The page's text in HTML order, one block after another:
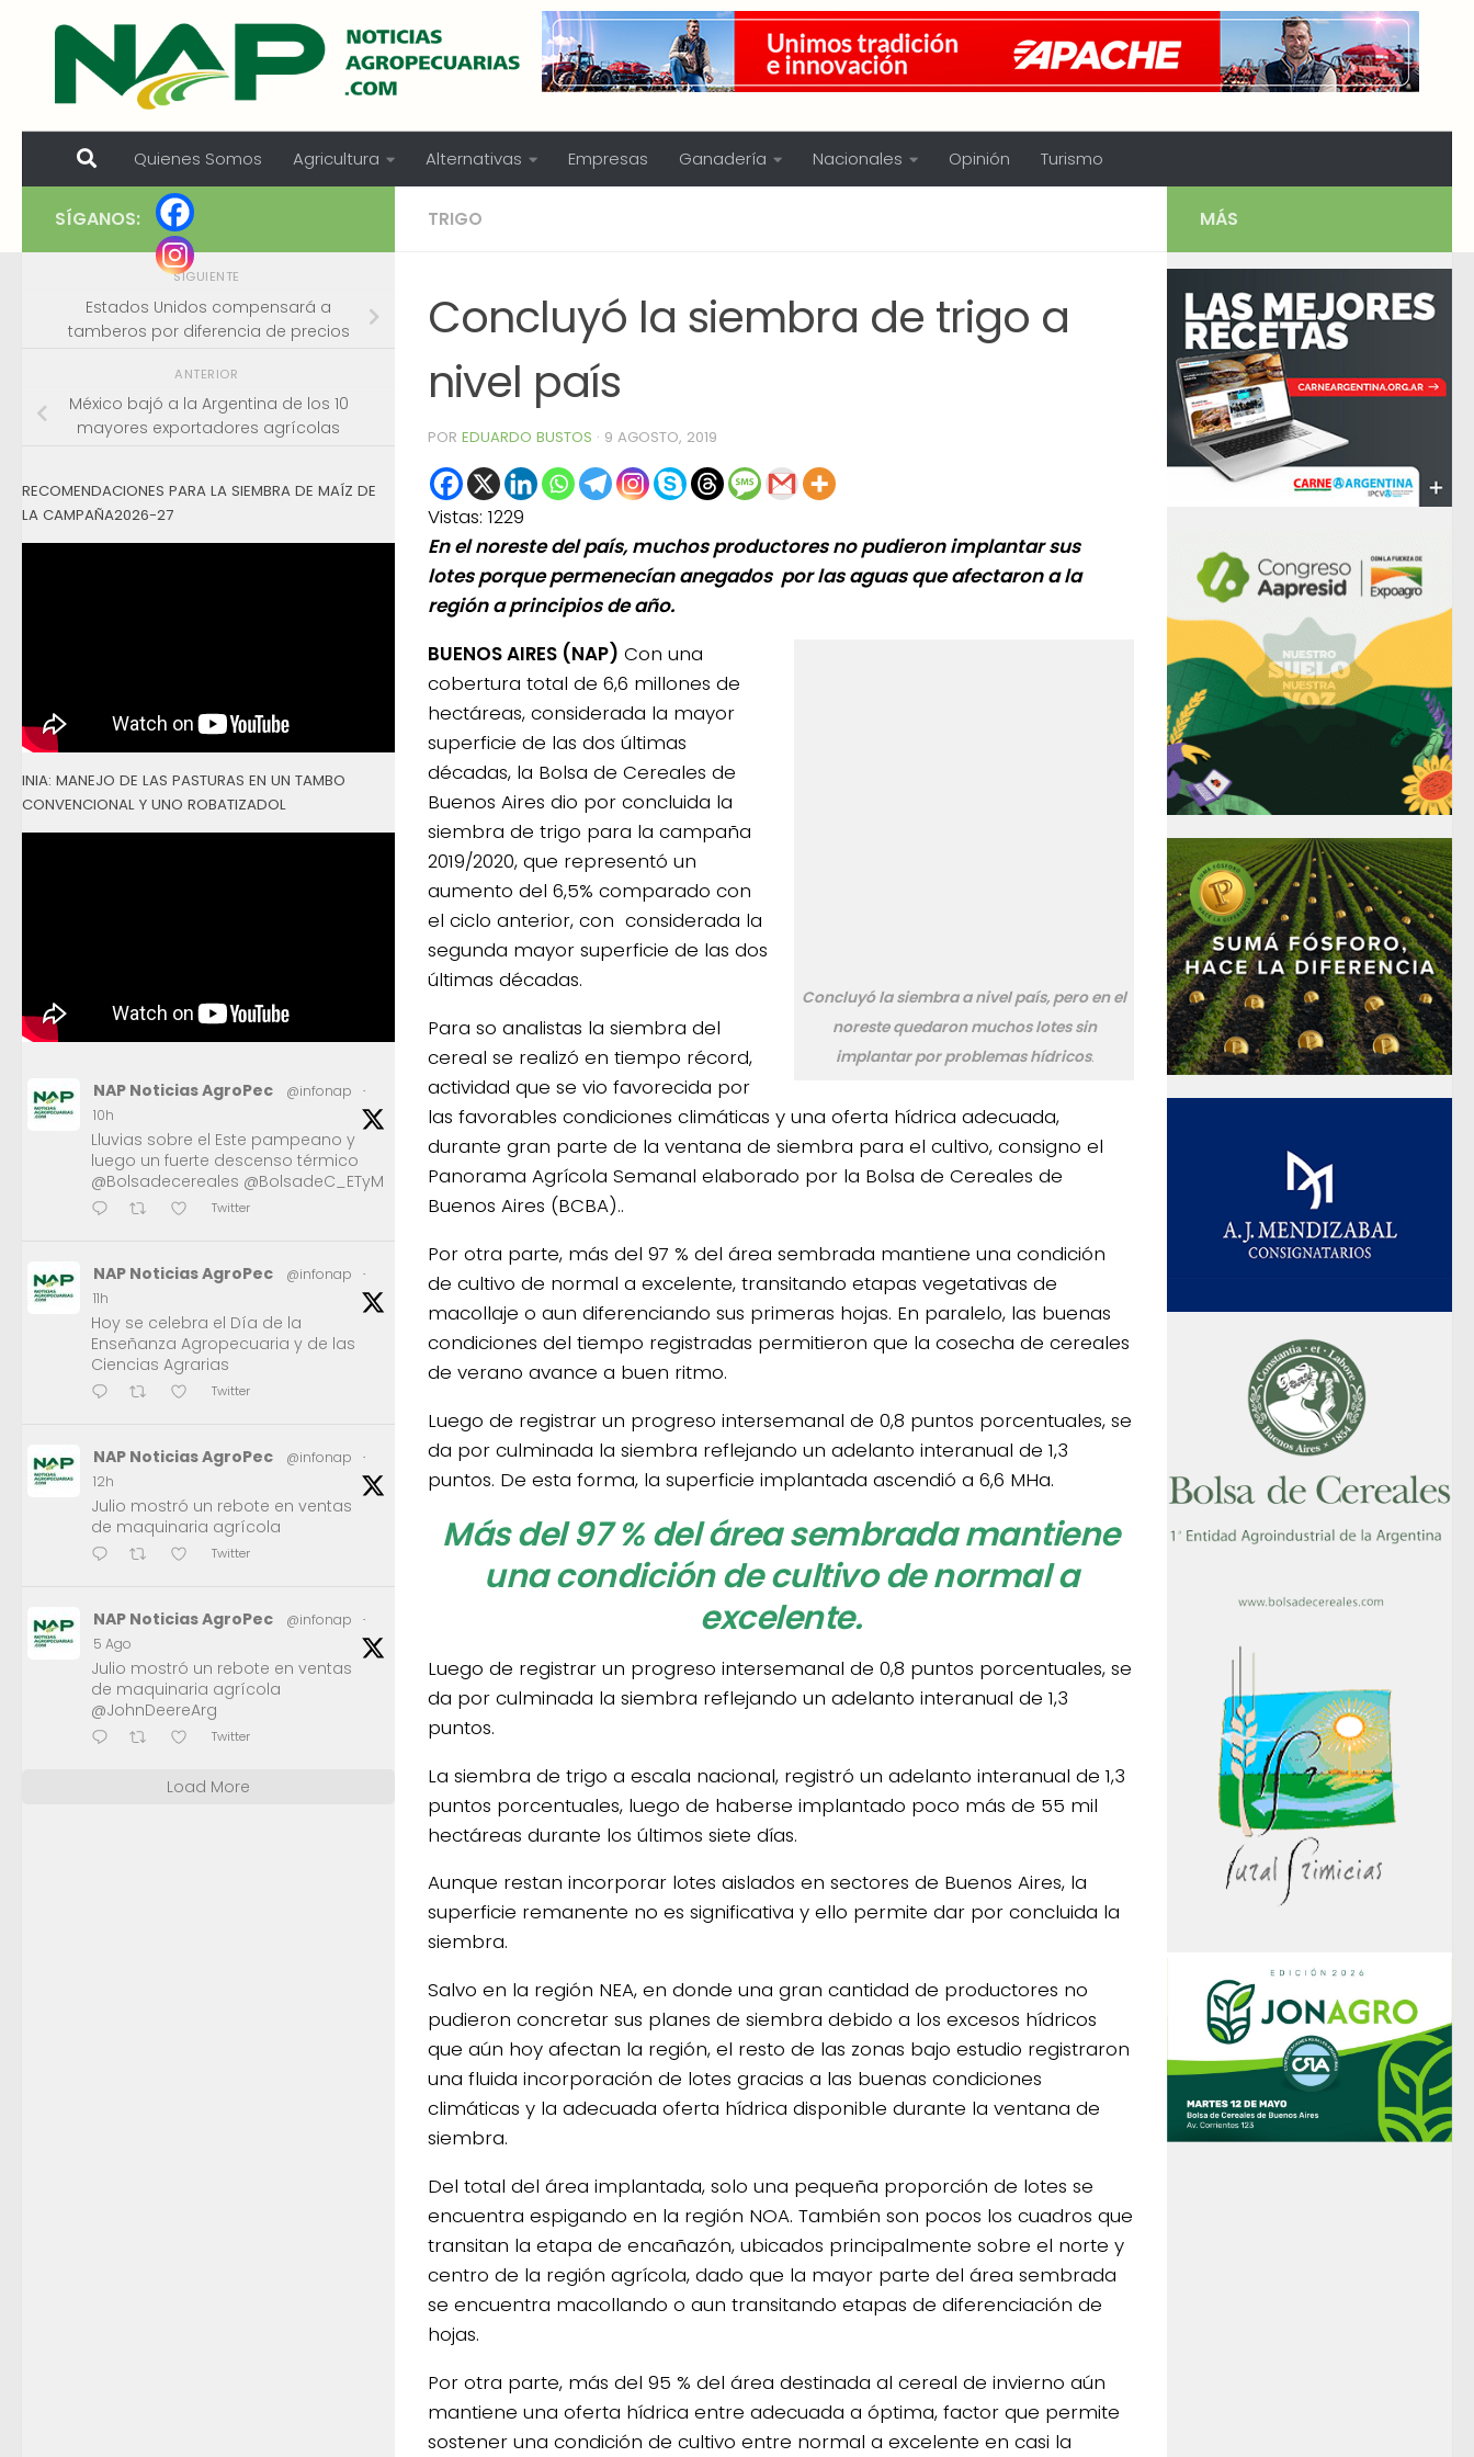
Skip to content
Quienes Somos Agricultura Alternativas Empresas Ganadería Nacionales Opinión Turismo
TRIGO
Concluyó la siembra de trigo a
nivel país
POR EDUARDO BUSTOS · 9 AGOSTO, 2019
Vistas: 1229
En el noreste del país, muchos productores no pudieron implantar sus
lotes porque permenecían anegados por las aguas que afectaron a la
región a principios de año.
Concluyó la siembra a nivel país, pero en el
noreste quedaron muchos lotes sin
implantar por problemas hídricos.
BUENOS AIRES (NAP) Con una
cobertura total de 6,6 millones de
hectáreas, considerada la mayor
superficie de las dos últimas
décadas, la Bolsa de Cereales de
Buenos Aires dio por concluida la
siembra de trigo para la campaña
2019/2020, que representó un
aumento del 6,5% comparado con
el ciclo anterior, con considerada la
segunda mayor superficie de las dos
últimas décadas.
Para so analistas la siembra del
cereal se realizó en tiempo récord,
actividad que se vio favorecida por
las favorables condiciones climáticas y una oferta hídrica adecuada,
durante gran parte de la ventana de siembra para el cultivo, consigno el
Panorama Agrícola Semanal elaborado por la Bolsa de Cereales de
Buenos Aires (BCBA)..
Por otra parte, más del 97 % del área sembrada mantiene una condición
de cultivo de normal a excelente, transitando etapas vegetativas de
macollaje o aun diferenciando sus primeras hojas. En paralelo, las buenas
condiciones del tiempo registradas permitieron que la cosecha de cereales
de verano avance a buen ritmo.
Luego de registrar un progreso intersemanal de 0,8 puntos porcentuales, se
da por culminada la siembra reflejando un adelanto interanual de 1,3
puntos. De esta forma, la superficie implantada ascendió a 6,6 MHa.
Más del 97 % del área sembrada mantiene
una condición de cultivo de normal a
excelente.
Luego de registrar un progreso intersemanal de 0,8 puntos porcentuales, se
da por culminada la siembra reflejando un adelanto interanual de 1,3
puntos.
La siembra de trigo a escala nacional, registró un adelanto interanual de 1,3
puntos porcentuales, luego de haberse implantado poco más de 55 mil
hectáreas durante los últimos siete días.
Aunque restan incorporar lotes aislados en sectores de Buenos Aires, la
superficie remanente no es significativa y ello permite dar por concluida la
siembra.
Salvo en la región NEA, en donde una gran cantidad de productores no
pudieron concretar sus planes de siembra debido a los excesos hídricos
que aún hoy afectan la región, el resto de las zonas bajo estudio registraron
una fluida incorporación de lotes gracias a las buenas condiciones
climáticas y la adecuada oferta hídrica disponible durante la ventana de
siembra.
Del total del área implantada, solo una pequeña proporción de lotes se
encuentra espigando en la región NOA. También son pocos los cuadros que
transitan la etapa de encañazón, ubicados principalmente sobre el norte y
centro de la región agrícola, dado que la mayor parte del área sembrada
se encuentra macollando o aun transitando etapas de diferenciación de
hojas.
Por otra parte, más del 95 % del área destinada al cereal de invierno aún
mantiene una oferta hídrica entre adecuada a óptima, factor que permite
sostener una condición de cultivo entre normal a excelente en casi la
SÍGANOS:
SIGUIENTE
Estados Unidos compensará a
tamberos por diferencia de precios
ANTERIOR
México bajó a la Argentina de los 10
mayores exportadores agrícolas
RECOMENDACIONES PARA LA SIEMBRA DE MAÍZ DE
LA CAMPAÑA2026-27
INIA: MANEJO DE LAS PASTURAS EN UN TAMBO
CONVENCIONAL Y UNO ROBATIZADOL
NAP Noticias AgroPec @infonap
·
10h
Lluvias sobre el Este pampeano y
luego un fuerte descenso térmico
@Bolsadecereales @BolsadeC_ETyM
Twitter
NAP Noticias AgroPec @infonap
·
11h
Hoy se celebra el Día de la
Enseñanza Agropecuaria y de las
Ciencias Agrarias
Twitter
NAP Noticias AgroPec @infonap
·
12h
Julio mostró un rebote en ventas
de maquinaria agrícola
Twitter
NAP Noticias AgroPec @infonap
·
5 Ago
Julio mostró un rebote en ventas
de maquinaria agrícola
@JohnDeereArg
Twitter
Load More
MÁS